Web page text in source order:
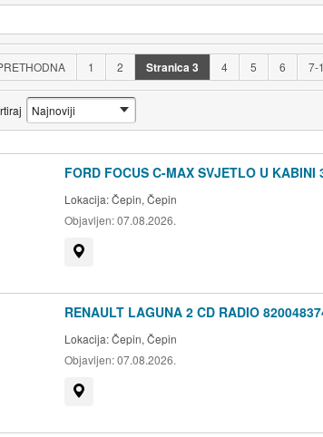
1 2 Stranica3 4 5 6 7-
FORD FOCUS C-MAX SVJETLO U KABINI
Lokacija:Čepin, Čepin
Objavljen:07.08.2026.
RENAULT LAGUNA 2 CD RADIO
Lokacija:Čepin, Čepin
Objavljen:07.08.2026.